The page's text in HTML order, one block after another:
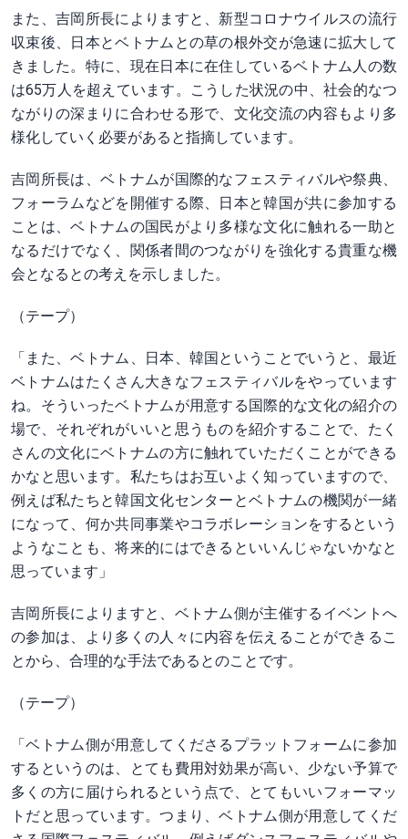
また、吉岡所長によりますと、新型コロナウイルスの流行
収束後、日本とベトナムとの草の根外交が急速に拡大して
きました。特に、現在日本に在住しているベトナム人の数
は65万人を超えています。こうした状況の中、社会的なつ
ながりの深まりに合わせる形で、文化交流の内容もより多
様化していく必要があると指摘しています。
吉岡所長は、ベトナムが国際的なフェスティバルや祭典、
フォーラムなどを開催する際、日本と韓国が共に参加する
ことは、ベトナムの国民がより多様な文化に触れる一助と
なるだけでなく、関係者間のつながりを強化する貴重な機
会となるとの考えを示しました。
（テープ）
「また、ベトナム、日本、韓国ということでいうと、最近
ベトナムはたくさん大きなフェスティバルをやっています
ね。そういったベトナムが用意する国際的な文化の紹介の
場で、それぞれがいいと思うものを紹介することで、たく
さんの文化にベトナムの方に触れていただくことができる
かなと思います。私たちはお互いよく知っていますので、
例えば私たちと韓国文化センターとベトナムの機関が一緒
になって、何か共同事業やコラボレーションをするという
ようなことも、将来的にはできるといいんじゃないかなと
思っています」
吉岡所長によりますと、ベトナム側が主催するイベントへ
の参加は、より多くの人々に内容を伝えることができるこ
とから、合理的な手法であるとのことです。
（テープ）
「ベトナム側が用意してくださるプラットフォームに参加
するというのは、とても費用対効果が高い、少ない予算で
多くの方に届けられるという点で、とてもいいフォーマッ
トだと思っています。つまり、ベトナム側が用意してくだ